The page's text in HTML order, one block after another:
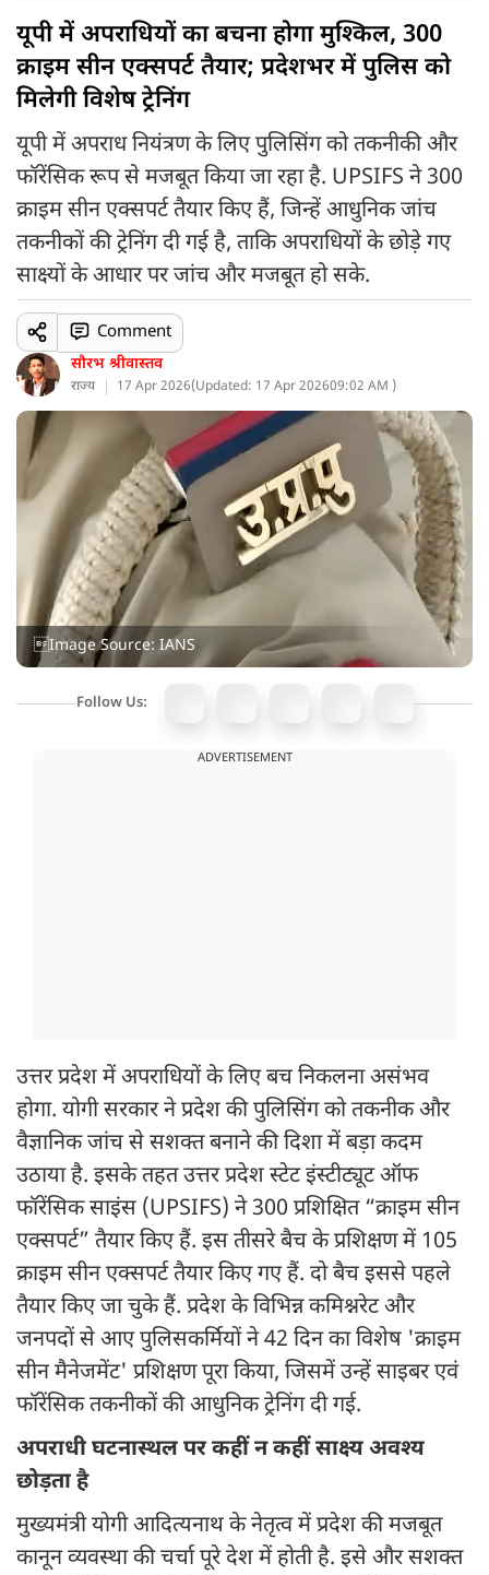
यूपी में अपराधियों का बचना होगा मुश्किल, 300
क्राइम सीन एक्सपर्ट तैयार; प्रदेशभर में पुलिस को
मिलेगी विशेष ट्रेनिंग
यूपी में अपराध नियंत्रण के लिए पुलिसिंग को तकनीकी और
फॉरेंसिक रूप से मजबूत किया जा रहा है. UPSIFS ने 300
क्राइम सीन एक्सपर्ट तैयार किए हैं, जिन्हें आधुनिक जांच
तकनीकों की ट्रेनिंग दी गई है, ताकि अपराधियों के छोड़े गए
साक्ष्यों के आधार पर जांच और मजबूत हो सके.
सौरभ श्रीवास्तव
राज्य 17 Apr 2026(Updated: 17 Apr 202609:02 AM )
Comment
Image Source: IANS
Follow Us:
ADVERTISEMENT
उत्तर प्रदेश में अपराधियों के लिए बच निकलना असंभव
होगा. योगी सरकार ने प्रदेश की पुलिसिंग को तकनीक और
वैज्ञानिक जांच से सशक्त बनाने की दिशा में बड़ा कदम
उठाया है. इसके तहत उत्तर प्रदेश स्टेट इंस्टीट्यूट ऑफ
फॉरेंसिक साइंस (UPSIFS) ने 300 प्रशिक्षित “क्राइम सीन
एक्सपर्ट” तैयार किए हैं. इस तीसरे बैच के प्रशिक्षण में 105
क्राइम सीन एक्सपर्ट तैयार किए गए हैं. दो बैच इससे पहले
तैयार किए जा चुके हैं. प्रदेश के विभिन्न कमिश्नरेट और
जनपदों से आए पुलिसकर्मियों ने 42 दिन का विशेष 'क्राइम
सीन मैनेजमेंट' प्रशिक्षण पूरा किया, जिसमें उन्हें साइबर एवं
फॉरेंसिक तकनीकों की आधुनिक ट्रेनिंग दी गई.
अपराधी घटनास्थल पर कहीं न कहीं साक्ष्य अवश्य
छोड़ता है
मुख्यमंत्री योगी आदित्यनाथ के नेतृत्व में प्रदेश की मजबूत
कानून व्यवस्था की चर्चा पूरे देश में होती है. इसे और सशक्त